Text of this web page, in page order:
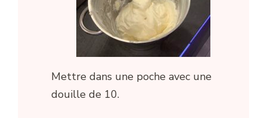
Mettre dans une poche avec une
douille de 10.